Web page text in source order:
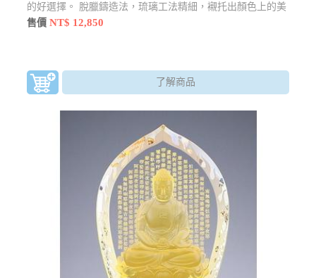
的好選擇。 脫臘鑄造法，琉璃工法精細，襯托出顏色上的美
感尺寸：12*12*28±1.5cm材質：琉璃顏色：以現場銷售為主
售價NT$ 12,850
了解商品